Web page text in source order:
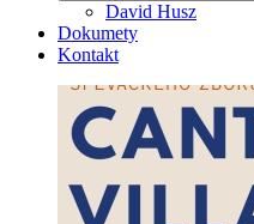
David Husz
Dokumety
Kontakt